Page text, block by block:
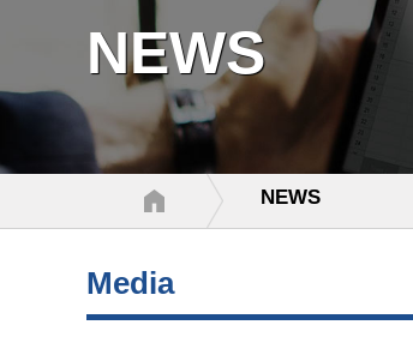
NEWS
NEWS
Media